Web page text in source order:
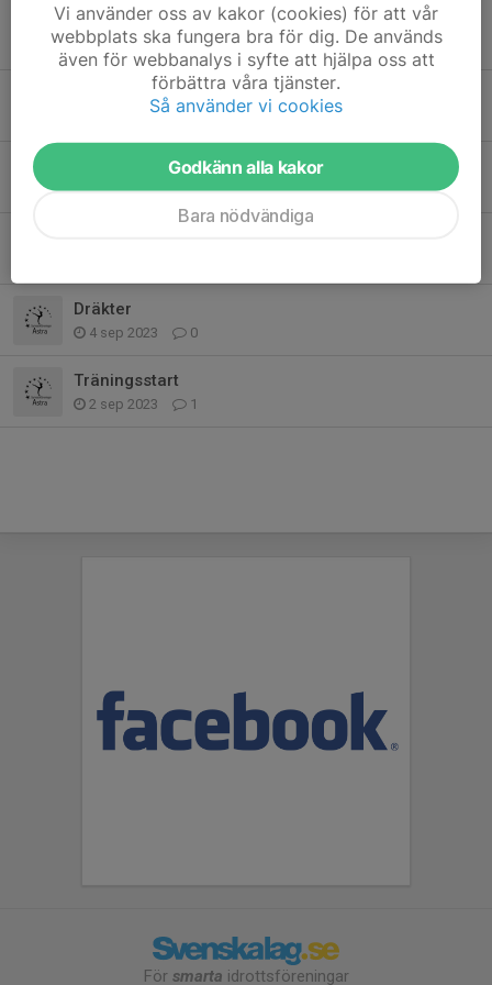
Ditt barn och sociala medier
16 apr 2024 0
10 apr 2024 0
Sommarläger
27 mar 2024 0
Dräkter
4 sep 2023 0
Träningsstart
2 sep 2023 1
För smarta idrottsföreningar
Vi använder oss av kakor (cookies) för att vår
webbplats ska fungera bra för dig. De används
även för webbanalys i syfte att hjälpa oss att
förbättra våra tjänster.
Så använder vi cookies
Godkänn alla kakor
Bara nödvändiga